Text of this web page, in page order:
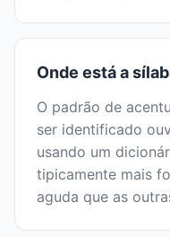
Onde está a
O padrão de
ser identificado
usando um
tipicamente mais
aguda que as